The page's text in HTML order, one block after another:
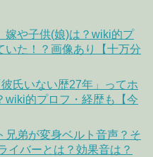
嫁や子供(娘)は？wiki的プ
いた！？画像あり【十万分
氏いない歴27年」ってホ
wiki的プロフ・経歴も【今
兄弟が変身ベルト音声？そ
イバーとは？効果音は？